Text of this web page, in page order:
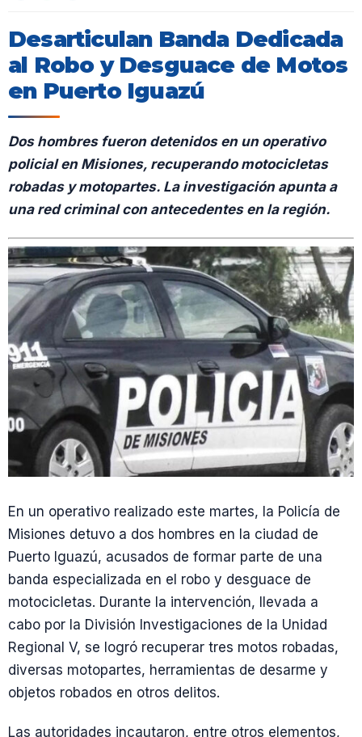
Desarticulan Banda Dedicada
al Robo y Desguace de Motos
en Puerto Iguazú
Dos hombres fueron detenidos en un operativo
policial en Misiones, recuperando motocicletas
robadas y motopartes. La investigación apunta a
una red criminal con antecedentes en la región.
En un operativo realizado este martes, la Policía de
Misiones detuvo a dos hombres en la ciudad de
Puerto Iguazú, acusados de formar parte de una
banda especializada en el robo y desguace de
motocicletas. Durante la intervención, llevada a
cabo por la División Investigaciones de la Unidad
Regional V, se logró recuperar tres motos robadas,
diversas motopartes, herramientas de desarme y
objetos robados en otros delitos.
Las autoridades incautaron, entre otros elementos,